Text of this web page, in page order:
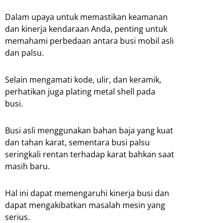
Dalam upaya untuk memastikan keamanan
dan kinerja kendaraan Anda, penting untuk
memahami perbedaan antara busi mobil asli
dan palsu.
Selain mengamati kode, ulir, dan keramik,
perhatikan juga plating metal shell pada
busi.
Busi asli menggunakan bahan baja yang kuat
dan tahan karat, sementara busi palsu
seringkali rentan terhadap karat bahkan saat
masih baru.
Hal ini dapat memengaruhi kinerja busi dan
dapat mengakibatkan masalah mesin yang
serius.